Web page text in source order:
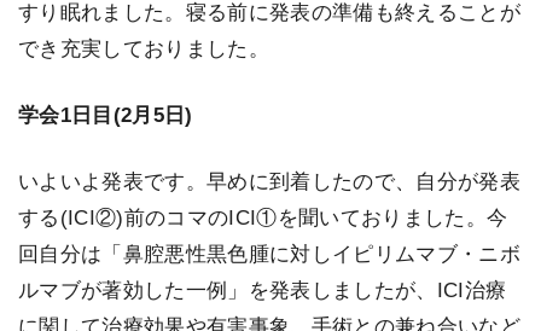
すり眠れました。寝る前に発表の準備も終えることが
でき充実しておりました。
学会1日目(2月5日)
いよいよ発表です。早めに到着したので、自分が発表
する(ICI②)前のコマのICI①を聞いておりました。今
回自分は「鼻腔悪性黒色腫に対しイピリムマブ・ニボ
ルマブが著効した一例」を発表しましたが、ICI治療